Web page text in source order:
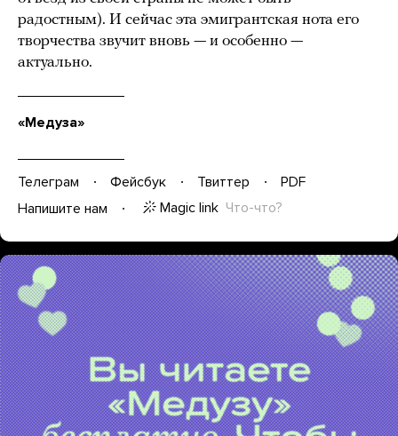
радостным). И сейчас эта эмигрантская нота его
творчества звучит вновь — и особенно —
актуально.
«Медуза»
Телеграм Фейсбук Твиттер
PDF
Напишите нам
Magic link Что-что?